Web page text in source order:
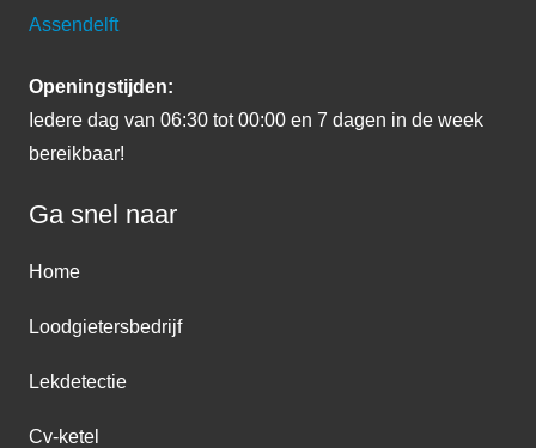
Assendelft
Openingstijden:
Iedere dag van 06:30 tot 00:00 en 7 dagen in de week
bereikbaar!
Ga snel naar
Home
Loodgietersbedrijf
Lekdetectie
Cv-ketel